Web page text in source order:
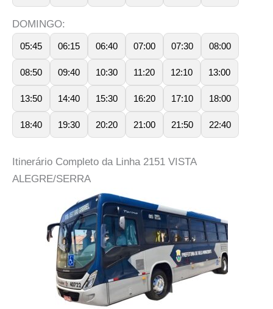
DOMINGO:
05:45 06:15 06:40 07:00 07:30 08:00
08:50 09:40 10:30 11:20 12:10 13:00
13:50 14:40 15:30 16:20 17:10 18:00
18:40 19:30 20:20 21:00 21:50 22:40
Itinerário Completo da Linha 2151 VISTA
ALEGRE/SERRA